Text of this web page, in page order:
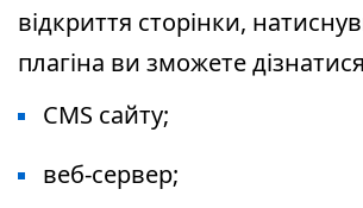
відкриття сторінки,
плагіна ви зможете
CMS сайту;
веб-сервер;